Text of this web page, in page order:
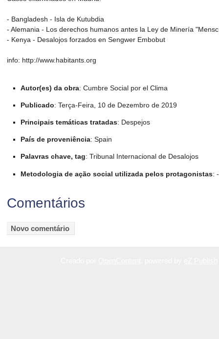
- Bangladesh - Isla de Kutubdia
- Alemania - Los derechos humanos antes la Ley de Minería
- Kenya - Desalojos forzados en Sengwer Embobut
info: http://www.habitants.org
Autor(es) da obra: Cumbre Social por el Clima
Publicado: Terça-Feira, 10 de Dezembro de 2019
Principais temáticas tratadas: Despejos
País de proveniência: Spain
Palavras chave, tag: Tribunal Internacional de Desalojos
Metodologia de ação social utilizada pelos protagonistas: -
Comentários